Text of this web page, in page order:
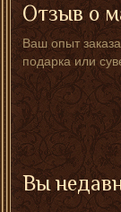
Отзыв о
Ваш опыт
подарка или
Вы